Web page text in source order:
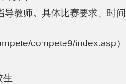
教师。具体比赛要求、时
compete9/index.asp）
生